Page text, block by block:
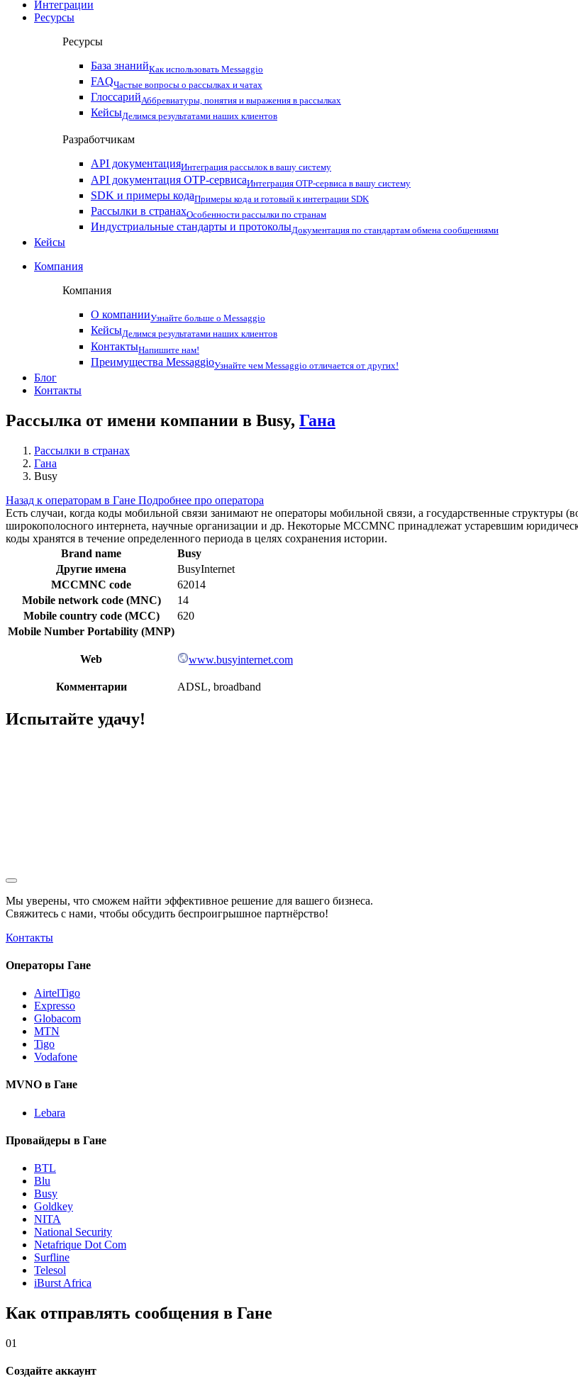
Интеграции
Ресурсы
Ресурсы
База знанийКак использовать Messaggio
FAQЧастые вопросы о рассылках и чатах
ГлоссарийАббревиатуры, понятия и выражения в рассылках
КейсыДелимся результатами наших клиентов
Разработчикам
API документацияИнтеграция рассылок в вашу систему
API документация OTP-сервисаИнтеграция OTP-сервиса в вашу систему
SDK и примеры кодаПримеры кода и готовый к интеграции SDK
Рассылки в странахОсобенности рассылки по странам
Индустриальные стандарты и протоколыДокументация по стандартам обмена сообщениями
Кейсы
Компания
Компания
О компанииУзнайте больше о Messaggio
КейсыДелимся результатами наших клиентов
КонтактыНапишите нам!
Преимущества MessaggioУзнайте чем Messaggio отличается от других!
Блог
Контакты
Рассылка от имени компании в Busy, Гана
Рассылки в странах
Гана
Busy
Назад к операторам в Гане Подробнее про оператора
Есть случаи, когда коды мобильной связи занимают не операторы мобильной связи, а государственные
широкополосного интернета, научные организации и др. Некоторые MCCMNC принадлежат устаревшим
коды хранятся в течение определенного периода в целях сохранения истории.
Brand name
Busy
Другие имена
BusyInternet
MCCMNC code
62014
Mobile network code (MNC)
14
Mobile country code (MCC)
620
Mobile Number Portability (MNP)
Web www.busyinternet.com
Комментарии ADSL, broadband
Испытайте удачу!
Мы уверены, что сможем найти эффективное решение для вашего бизнеса.
Свяжитесь с нами, чтобы обсудить беспроигрышное партнёрство!
Контакты
Операторы Гане
AirtelTigo
Expresso
Globacom
MTN
Tigo
Vodafone
MVNO в Гане
Lebara
Провайдеры в Гане
BTL
Blu
Busy
Goldkey
NITA
National Security
Netafrique Dot Com
Surfline
Telesol
iBurst Africa
Как отправлять сообщения в Гане
01
Создайте аккаунт